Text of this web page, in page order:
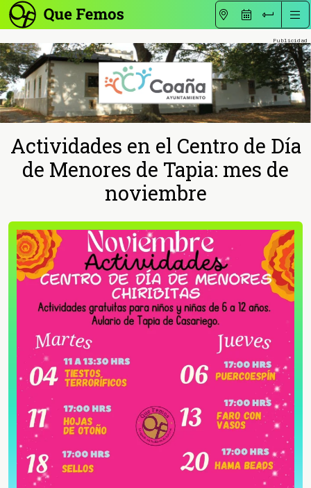
Actividades en el Centro de Día
de Menores de Tapia: mes de
noviembre